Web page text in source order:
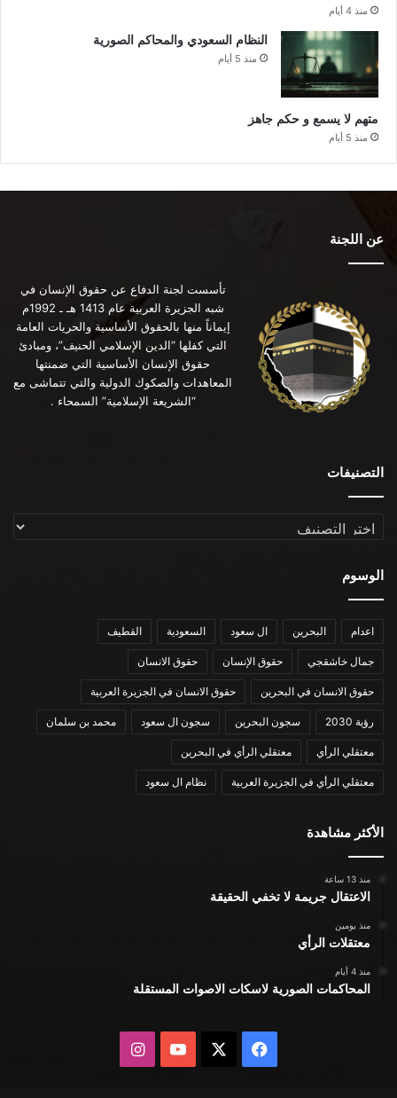
منذ 4 أيام
النظام السعودي والمحاكم الصورية
منذ 5 أيام
متهم لا يسمع و حكم جاهز
منذ 5 أيام
عن اللجنة
تأسست لجنة الدفاع عن حقوق الإنسان في
شبه الجزيرة العربية عام 1413 هـ ـ 1992م
إيماناً منها بالحقوق الأساسية والحريات العامة
التي كفلها “الدين الإسلامي الحنيف”، ومبادئ
حقوق الإنسان الأساسية التي ضمنتها
المعاهدات والصكوك الدولية والتي تتماشى مع
“الشريعة الإسلامية” السمحاء .
التصنيفات
التصنيفات
الوسوم
اعدام البحرين ال سعود السعودية القطيف
جمال خاشقجي حقوق الإنسان حقوق الانسان
حقوق الانسان في البحرين حقوق الانسان في الجزيرة العربية
رؤية 2030 سجون البحرين سجون ال سعود محمد بن سلمان
معتقلي الرأي معتقلي الرأي في البحرين
معتقلي الرأي في الجزيرة العربية نظام ال سعود
الأكثر مشاهدة
منذ 13 ساعة
الاعتقال جريمة لا تخفي الحقيقة
منذ يومين
معتقلات الرأي
منذ 4 أيام
المحاكمات الصورية لاسكات الاصوات المستقلة
فيسبوك يوتيوبانستقرام